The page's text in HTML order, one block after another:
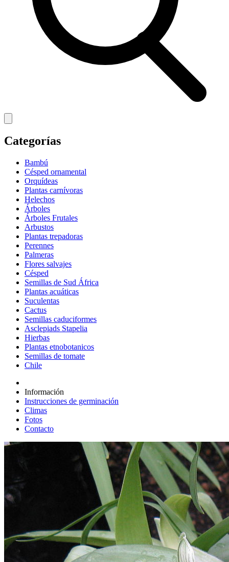
Categorías
Bambú
Césped ornamental
Orquídeas
Plantas carnívoras
Helechos
Árboles
Árboles Frutales
Arbustos
Plantas trepadoras
Perennes
Palmeras
Flores salvajes
Césped
Semillas de Sud África
Plantas acuáticas
Suculentas
Cactus
Semillas caduciformes
Asclepiads Stapelia
Hierbas
Plantas etnobotanicos
Semillas de tomate
Chile
Información
Instrucciones de germinación
Climas
Fotos
Contacto